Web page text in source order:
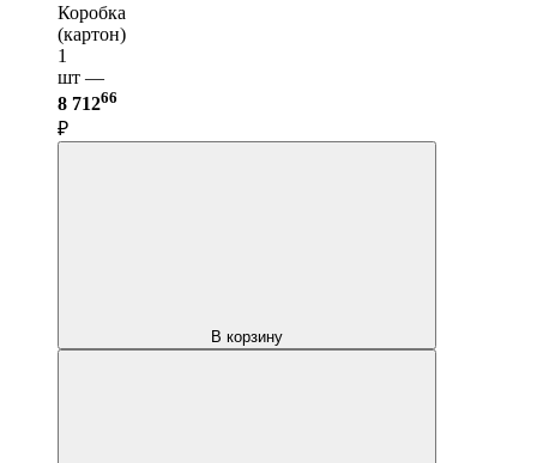
Коробка
(картон)
1
шт —
8 71266
₽
В корзину